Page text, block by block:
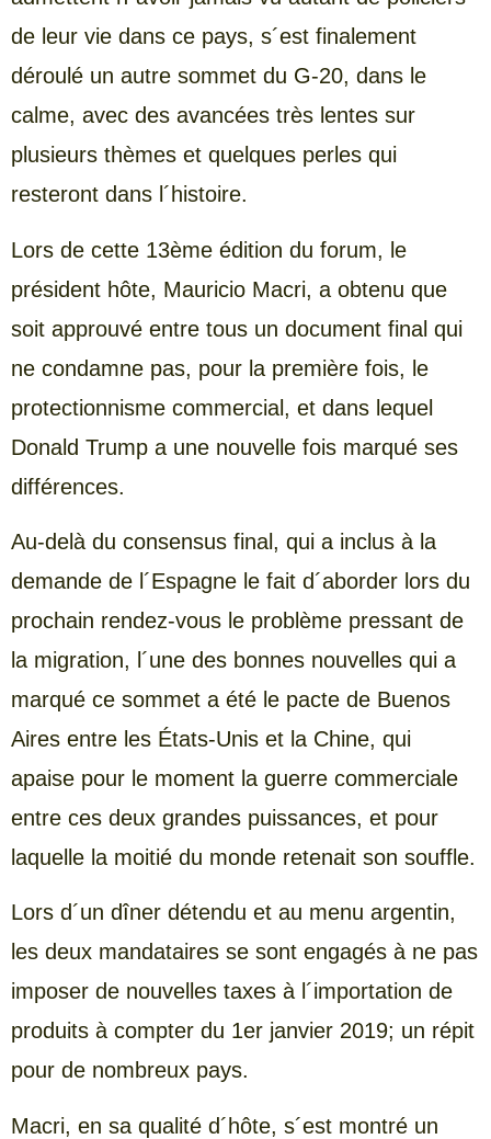
de leur vie dans ce pays, s´est finalement
déroulé un autre sommet du G-20, dans le
calme, avec des avancées très lentes sur
plusieurs thèmes et quelques perles qui
resteront dans l´histoire.
Lors de cette 13ème édition du forum, le
président hôte, Mauricio Macri, a obtenu que
soit approuvé entre tous un document final qui
ne condamne pas, pour la première fois, le
protectionnisme commercial, et dans lequel
Donald Trump a une nouvelle fois marqué ses
différences.
Au-delà du consensus final, qui a inclus à la
demande de l´Espagne le fait d´aborder lors du
prochain rendez-vous le problème pressant de
la migration, l´une des bonnes nouvelles qui a
marqué ce sommet a été le pacte de Buenos
Aires entre les États-Unis et la Chine, qui
apaise pour le moment la guerre commerciale
entre ces deux grandes puissances, et pour
laquelle la moitié du monde retenait son souffle.
Lors d´un dîner détendu et au menu argentin,
les deux mandataires se sont engagés à ne pas
imposer de nouvelles taxes à l´importation de
produits à compter du 1er janvier 2019; un répit
pour de nombreux pays.
Macri, en sa qualité d´hôte, s´est montré un